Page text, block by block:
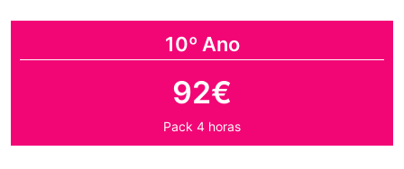
10º Ano
92€
Pack 4 horas